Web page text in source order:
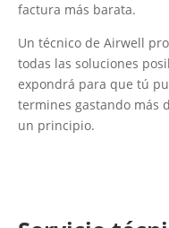
factura más barata.
Un técnico de Airwell
todas las soluciones
expondrá para que tú
termines gastando más
un principio.